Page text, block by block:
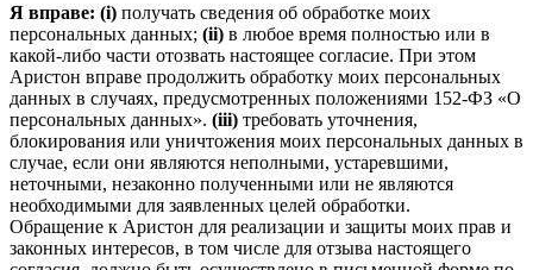
Я вправе: (i) получать сведения об обработке моих
персональных данных; (ii) в любое время полностью или в
какой-либо части отозвать настоящее согласие. При этом
Аристон вправе продолжить обработку моих персональных
данных в случаях, предусмотренных положениями 152-ФЗ «О
персональных данных». (iii) требовать уточнения,
блокирования или уничтожения моих персональных данных в
случае, если они являются неполными, устаревшими,
неточными, незаконно полученными или не являются
необходимыми для заявленных целей обработки.
Обращение к Аристон для реализации и защиты моих прав и
законных интересов, в том числе для отзыва настоящего